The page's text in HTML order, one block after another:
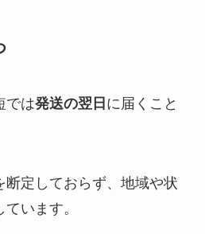
では発送の翌日 に届くこと
断定しておらず、地域や状
います。